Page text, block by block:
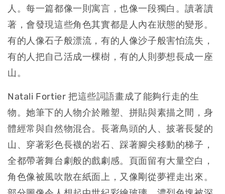
人。每一篇都像一則寓言，也像一段獨白。讀著讀
著，會發現這些角色其實都是人內在狀態的變形。
有的人像石子般漂流，有的人像沙子般害怕流失，
有的人把自己活成一棵樹，有的人則夢想長成一座
山。
Natali Fortier 把這些詞語畫成了能夠行走的生
物。她筆下的人物介於雕塑、拼貼與素描之間，身
體經常與自然物混合。長著鳥頭的人、披著長髮的
山、穿著彩色長襪的岩石、踩著腳尖移動的梯子，
全都帶著舞台劇般的戲劇感。頁面留有大量空白，
角色像被風吹散在紙面上，又像剛從夢裡走出來。